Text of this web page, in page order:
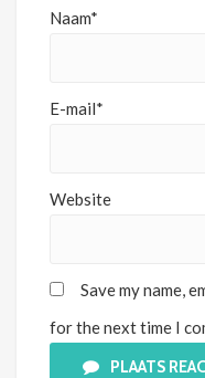
Naam*
E-mail*
Website
Save my name,
for the next time I
PLAATS